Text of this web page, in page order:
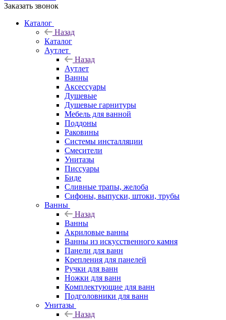
Заказать звонок
Каталог
Назад
Каталог
Аутлет
Назад
Аутлет
Ванны
Аксессуары
Душевые
Душевые гарнитуры
Мебель для ванной
Поддоны
Раковины
Системы инсталляции
Смесители
Унитазы
Писсуары
Биде
Сливные трапы, желоба
Сифоны, выпуски, штоки, трубы
Ванны
Назад
Ванны
Акриловые ванны
Ванны из искусственного камня
Панели для ванн
Крепления для панелей
Ручки для ванн
Ножки для ванн
Комплектующие для ванн
Подголовники для ванн
Унитазы
Назад